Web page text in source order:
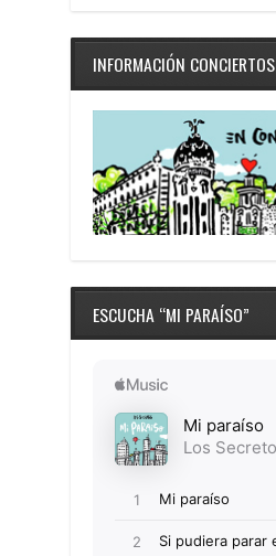
INFORMACIÓN CONCIERTOS
ESCUCHA “MI PARAÍSO”